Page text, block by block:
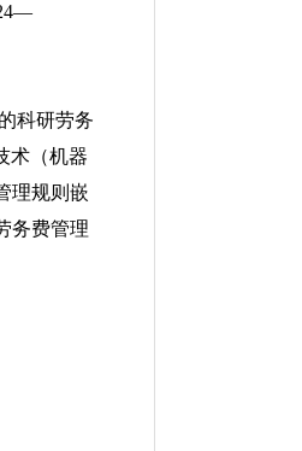
科研劳务
术（机器
理规则嵌
务费管理